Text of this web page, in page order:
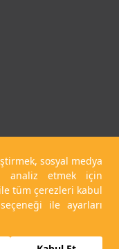
sosyal medya
analiz etmek için
tüm çerezleri kabul
ile ayarları